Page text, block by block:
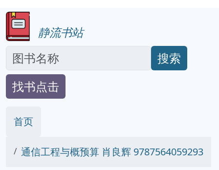
静流书站
搜索
找书点击
首页
通信工程与概预算 肖良辉 9787564059293